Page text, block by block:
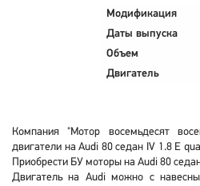
Модификация
Даты выпуска
Объем
Двигатель
Компания "Мотор восемьдесят
двигатели на Audi 80 седан IV 1.8 E
Приобрести БУ моторы на Audi 80
Двигатель на Audi можно с